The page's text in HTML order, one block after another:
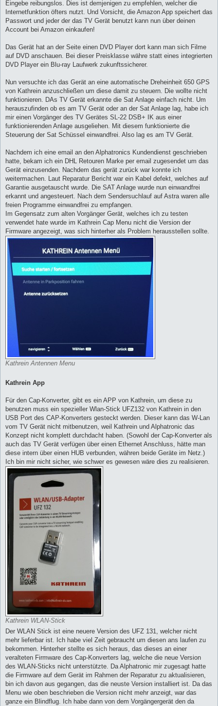
Eingebe reibungslos. Dies ist demjenigen zu empfehlen, welcher die
Internetfunktion öfters nutzt. Und Vorsicht, die Amazon App speichert das
Passwort und jeder der das TV Gerät benutzt kann nun über deinen
Account bei Amazon einkaufen!
Das Gerät hat an der Seite einen DVD Player dort kann man sich Filme
auf DVD anschauen. Bei dieser Preisklasse währe statt eines integrierten
DVD Player ein Blu-ray Laufwerk zukunftssicherer.
Nun versuchte ich das Gerät an eine automatische Dreheinheit 650 GPS
von Kathrein anzuschließen um diese damit zu steuern. Die wollte nicht
funktionieren. DAs TV Gerät erkannte die Sat Anlage einfach nicht. Um
herauszufinden ob es am TV Gerät oder an der Sat Anlage lag, habe ich
mir einen Vorgänger des TV Gerätes SL-22 DSB+ IK aus einer
funktionierenden Anlage ausgeliehen. Mit diesem funktionierte die
Steuerung der Sat Schüssel einwandfrei. Also lag es am TV Gerät.
Nachdem ich eine email an den Alphatronics Kundendienst geschrieben
hatte, bekam ich ein DHL Retouren Marke per email zugesendet um das
Gerät einzusenden. Nachdem das gerät zurück war konnte ich
weitermachen. Laut Reparatur Bericht war ein Kabel defekt, welches auf
Garantie ausgetauscht wurde. Die SAT Anlage wurde nun einwandfrei
erkannt und angesteuert. Nach dem Sendersuchlauf auf Astra waren alle
freien Programme einwandfrei zu empfangen.
Im Gegensatz zum alten Vorgänger Gerät, welches ich zu testen
verwendet hate wurde im Kathrein Cap Menu nicht die Version der
Firmware angezeigt, was sich hinterher als Problem herausstellen sollte.
Kathrein Antennen Menu
Kathrein App
Für den Cap-Konverter, gibt es ein APP von Kathrein, um diese zu
benutzen muss ein spezieller Wlan-Stick UFZ132 von Kathrein in den
USB Port des CAP-Konverters gesteckt werden. Dieser kann das W-Lan
vom TV Gerät nicht mitbenutzen, weil Kathrein und Alphatronic das
Konzept nicht komplett durchdacht haben. (Sowohl der Cap-Konverter als
auch das TV Gerät verfügen über einen Ethernet Anschluss, hätte man
diese intern über einen HUB verbunden, währen beide Geräte im Netz.)
Ich bin mir nicht sicher, wie schwer es gewesen wäre dies zu realisieren.
Kathrein WLAN-Stick
Der WLAN Stick ist eine neuere Version des UFZ 131, welcher nicht
mehr lieferbar ist. Ich habe viel Zeit gebraucht um diesen ans laufen zu
bekommen. Hinterher stellte es sich heraus, das dieses an einer
veralteten Firmware des Cap-Konverters lag, welche die neue Version
des WLAN-Sticks nicht unterstützte. Da Alphatronic mir zugesagt hatte
die Firmware auf dem Gerät im Rahmen der Reparatur zu aktualisieren,
bin ich davon aus gegangen, das die neuste Version installiert ist. Da das
Menu wie oben beschrieben die Version nicht mehr anzeigt, war das
ganze ein Blindflug. Ich habe dann von dem Vorgängergerät den da